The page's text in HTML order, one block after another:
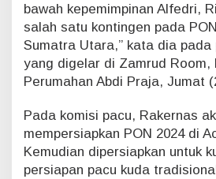
r
d
a
s
i
a
u
D
a
bawah kepemimpinan Alfedri,
salah satu kontingen pada
Sumatra Utara,” kata dia
yang digelar di Zamrud Room,
Perumahan Abdi Praja, Jumat
Pada komisi pacu, Rakernas
mempersiapkan PON 2024 di
Kemudian dipersiapkan untuk
persiapan pacu kuda